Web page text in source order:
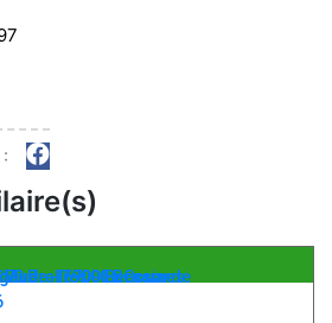
- 79000 Bessines
Prailles - La Couarde
- 16700 Bernac